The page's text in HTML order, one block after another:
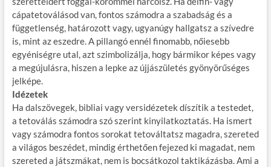
cápatetoválásod van, fontos számodra a szabadság és a
függetlenség, határozott vagy, ugyanúgy hallgatsz a szívedre
is, mint az eszedre. A pillangó ennél finomabb, nőiesebb
egyéniségre utal, azt szimbolizálja, hogy bármikor képes vagy
a megújulásra, hiszen a lepke az újjászületés gyönyörűséges
jelképe.
Idézetek
Ha dalszövegek, bibliai vagy versidézetek díszítik a testedet,
a tetoválás számodra szó szerint kinyilatkoztatás. Ha ismert
vagy számodra fontos sorokat tetováltatsz magadra, szereted
a világos beszédet, mindig érthetően fejezed ki magadat, nem
szereted a játszmákat, nem is bocsátkozol taktikázásba. Ami a